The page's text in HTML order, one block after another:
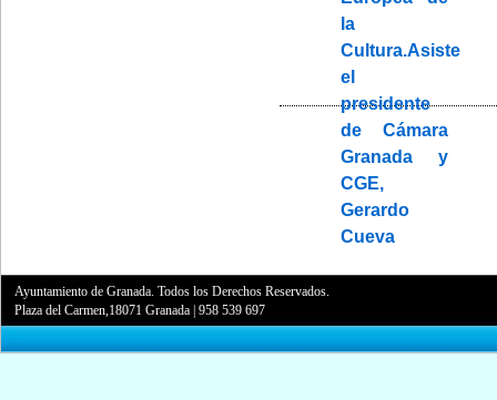
Ayuntamiento de Granada. Todos los Derechos Reservados.
Plaza del Carmen,18071 Granada |958 539 697